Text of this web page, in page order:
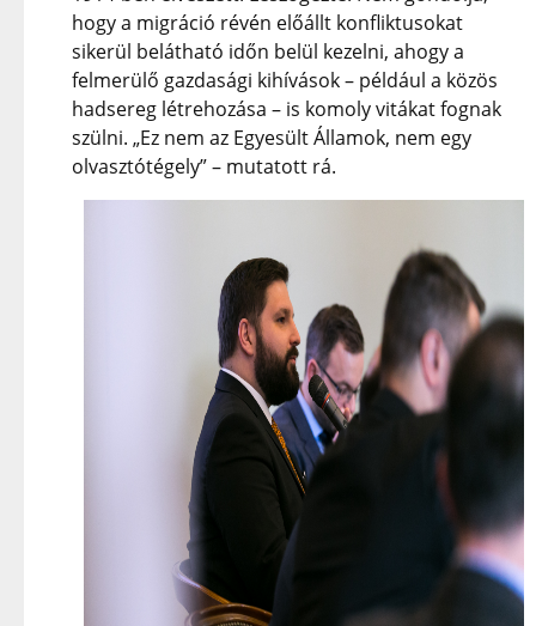
hogy a migráció révén előállt konfliktusokat
sikerül belátható időn belül kezelni, ahogy a
felmerülő gazdasági kihívások – például a közös
hadsereg létrehozása – is komoly vitákat fognak
szülni. „Ez nem az Egyesült Államok, nem egy
olvasztótégely” – mutatott rá.